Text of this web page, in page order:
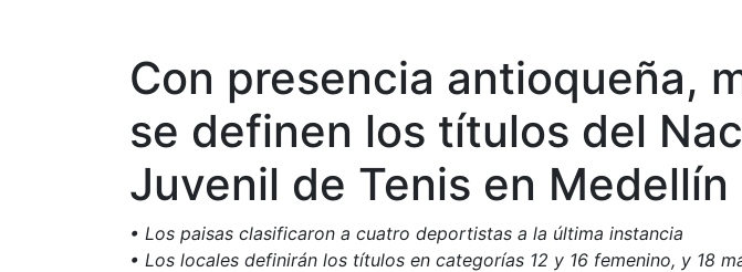
Con presencia antioqueña,
se definen los títulos del
Juvenil de Tenis en Medellín
• Los paisas clasificaron a cuatro deportistas a la última instancia
• Los locales definirán los títulos en categorías 12 y 16 femenino, y 18